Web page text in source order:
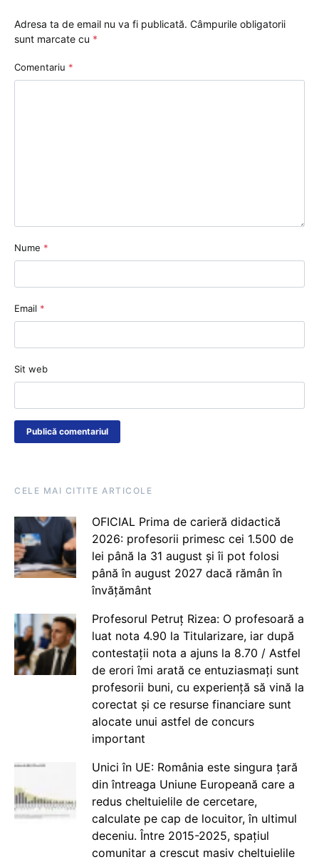
Adresa ta de email nu va fi publicată. Câmpurile obligatorii
sunt marcate cu *
Comentariu *
Nume *
Email *
Sit web
CELE MAI CITITE ARTICOLE
OFICIAL Prima de carieră didactică
2026: profesorii primesc cei 1.500 de
lei până la 31 august și îi pot folosi
până în august 2027 dacă rămân în
învățământ
Profesorul Petruț Rizea: O profesoară a
luat nota 4.90 la Titularizare, iar după
contestații nota a ajuns la 8.70 / Astfel
de erori îmi arată ce entuziasmați sunt
profesorii buni, cu experiență să vină la
corectat și ce resurse financiare sunt
alocate unui astfel de concurs
important
Unici în UE: România este singura țară
din întreaga Uniune Europeană care a
redus cheltuielile de cercetare,
calculate pe cap de locuitor, în ultimul
deceniu. Între 2015-2025, spațiul
comunitar a crescut masiv cheltuielile